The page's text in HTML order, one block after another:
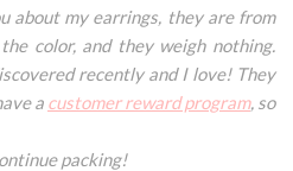
about my earrings, they are from
color, and they weigh nothing.
recently and I love! They
a customer reward program, so
packing!